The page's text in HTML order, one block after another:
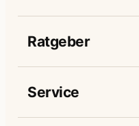
Ratgeber
Service